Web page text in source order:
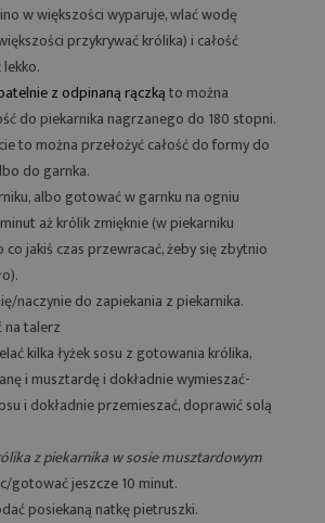
w większości wyparuje, wlać wodę
przykrywać królika) i całość
z odpinaną rączkąto można
do piekarnika nagrzanego do 180 stopni.
to można przełożyć całość do formy do
do garnka.
albo gotować w garnku na ogniu
aż królik zmięknie (w piekarniku
jakiś czas przewracać, żeby się zbytnio
naczynie do zapiekania z piekarnika.
na talerz
kilka łyżek sosu z gotowania królika,
i musztardę i dokładnie wymieszać-
i dokładnie przemieszać, doprawić solą
z piekarnika w sosie musztardowym
gotować jeszcze 10 minut.
posiekaną natkę pietruszki.